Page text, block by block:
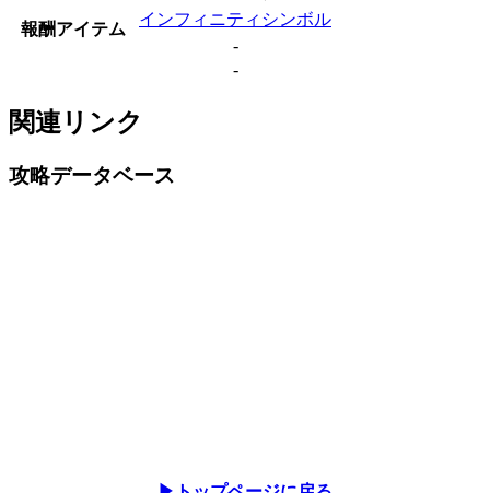
報酬アイテム
インフィニティシンボル
-
-
関連リンク
攻略データベース